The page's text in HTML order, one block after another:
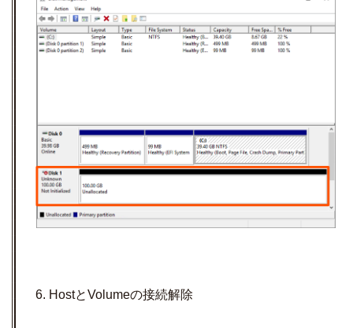
6. HostとVolumeの接続解除